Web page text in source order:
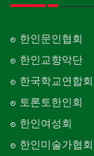
한인문인협회
한인교향악단
한국학교연합회
토론토한인회
한인여성회
한인미술가협회